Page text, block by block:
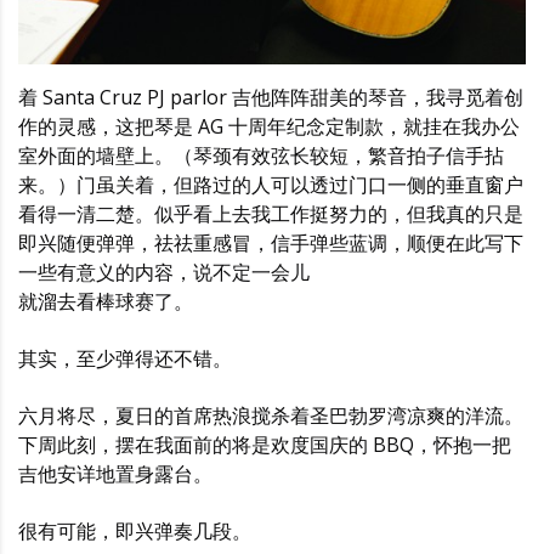
着 Santa Cruz PJ parlor 吉他阵阵甜美的琴音，我寻觅着创
作的灵感，这把琴是 AG 十周年纪念定制款，就挂在我办公
室外面的墙壁上。（琴颈有效弦长较短，繁音拍子信手拈
来。）门虽关着，但路过的人可以透过门口一侧的垂直窗户
看得一清二楚。似乎看上去我工作挺努力的，但我真的只是
即兴随便弹弹，祛祛重感冒，信手弹些蓝调，顺便在此写下
一些有意义的内容，说不定一会儿
就溜去看棒球赛了。
其实，至少弹得还不错。
六月将尽，夏日的首席热浪搅杀着圣巴勃罗湾凉爽的洋流。
下周此刻，摆在我面前的将是欢度国庆的 BBQ，怀抱一把
吉他安详地置身露台。
很有可能，即兴弹奏几段。